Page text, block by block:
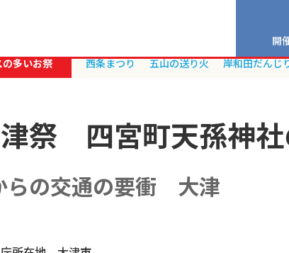
開
の多いお祭 西条まつり 五山の送り火 岸和田だんじ
祭 四宮町天孫神社
らの交通の要衝 大津